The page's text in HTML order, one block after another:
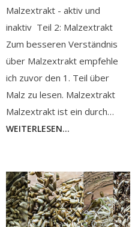
Malzextrakt - aktiv und
inaktiv Teil 2: Malzextrakt
Zum besseren Verständnis
über Malzextrakt empfehle
ich zuvor den 1. Teil über
Malz zu lesen. Malzextrakt
Malzextrakt ist ein durch…
WEITERLESEN...